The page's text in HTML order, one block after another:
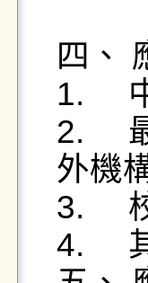
四、
1.	中文履歷表(含自傳及附個人照片)
2.	最高學歷證件影本(國外學歷證書應另檢附我國駐
外機
3.	校園不適任切結書(請親簽並掃描或拍照檢附)
4.	其它專業能力證明文件。